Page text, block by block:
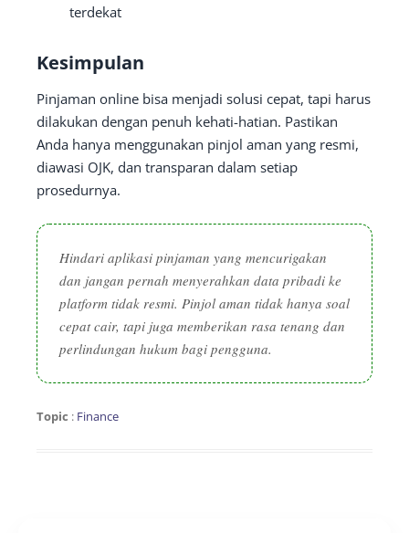
terdekat
Kesimpulan
Pinjaman online bisa menjadi solusi cepat, tapi harus
dilakukan dengan penuh kehati-hatian. Pastikan
Anda hanya menggunakan pinjol aman yang resmi,
diawasi OJK, dan transparan dalam setiap
prosedurnya.
Hindari aplikasi pinjaman yang mencurigakan
dan jangan pernah menyerahkan data pribadi ke
platform tidak resmi. Pinjol aman tidak hanya soal
cepat cair, tapi juga memberikan rasa tenang dan
perlindungan hukum bagi pengguna.
Topic : Finance